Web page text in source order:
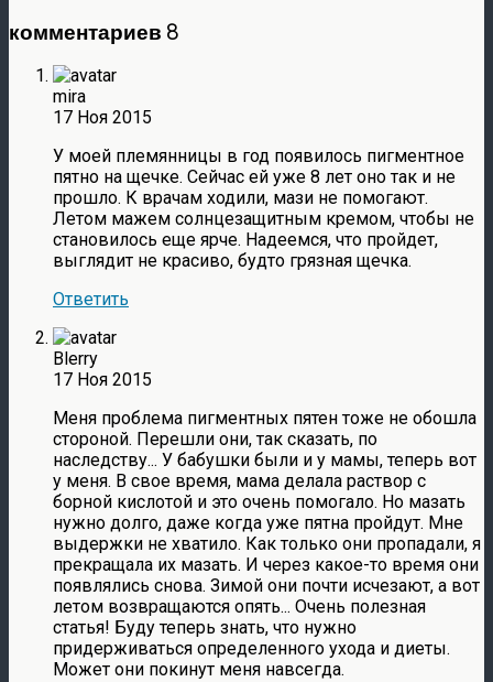
комментариев 8
mira
17 Ноя 2015
У моей племянницы в год появилось пигментное
пятно на щечке. Сейчас ей уже 8 лет оно так и не
прошло. К врачам ходили, мази не помогают.
Летом мажем солнцезащитным кремом, чтобы не
становилось еще ярче. Надеемся, что пройдет,
выглядит не красиво, будто грязная щечка.
Ответить
Blerry
17 Ноя 2015
Меня проблема пигментных пятен тоже не обошла
стороной. Перешли они, так сказать, по
наследству... У бабушки были и у мамы, теперь вот
у меня. В свое время, мама делала раствор с
борной кислотой и это очень помогало. Но мазать
нужно долго, даже когда уже пятна пройдут. Мне
выдержки не хватило. Как только они пропадали, я
прекращала их мазать. И через какое-то время они
появлялись снова. Зимой они почти исчезают, а вот
летом возвращаются опять... Очень полезная
статья! Буду теперь знать, что нужно
придерживаться определенного ухода и диеты.
Может они покинут меня навсегда.